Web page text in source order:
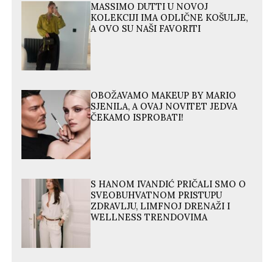
MASSIMO DUTTI U NOVOJ
KOLEKCIJI IMA ODLIČNE KOŠULJE,
A OVO SU NAŠI FAVORITI
OBOŽAVAMO MAKEUP BY MARIO
SJENILA, A OVAJ NOVITET JEDVA
ČEKAMO ISPROBATI!
S HANOM IVANDIĆ PRIČALI SMO O
SVEOBUHVATNOM PRISTUPU
ZDRAVLJU, LIMFNOJ DRENAŽI I
WELLNESS TRENDOVIMA